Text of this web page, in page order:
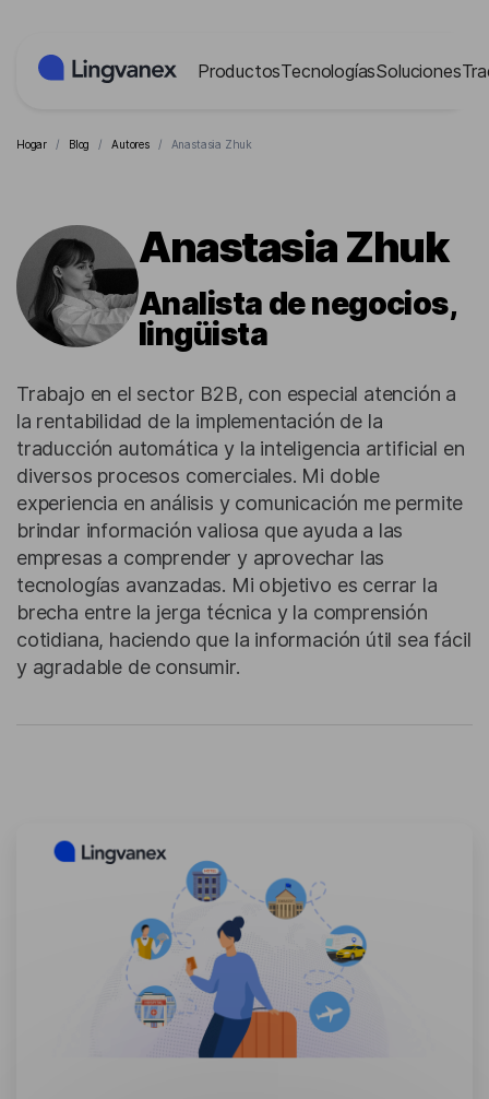
ProductosTecnologíasSoluciones
Hogar / Blog / Autores / Аnastasia Zhuk
Аnastasia Zhuk
Analista de negocios,
lingüista
Trabajo en el sector B2B, con especial atención a
la rentabilidad de la implementación de la
traducción automática y la inteligencia artificial en
diversos procesos comerciales. Mi doble
experiencia en análisis y comunicación me permite
brindar información valiosa que ayuda a las
empresas a comprender y aprovechar las
tecnologías avanzadas. Mi objetivo es cerrar la
brecha entre la jerga técnica y la comprensión
cotidiana, haciendo que la información útil sea fácil
y agradable de consumir.